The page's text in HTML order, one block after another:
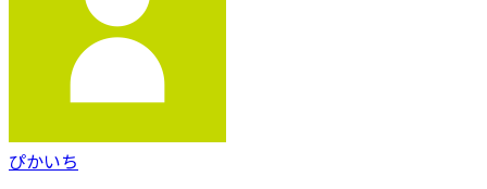
ぴかいち